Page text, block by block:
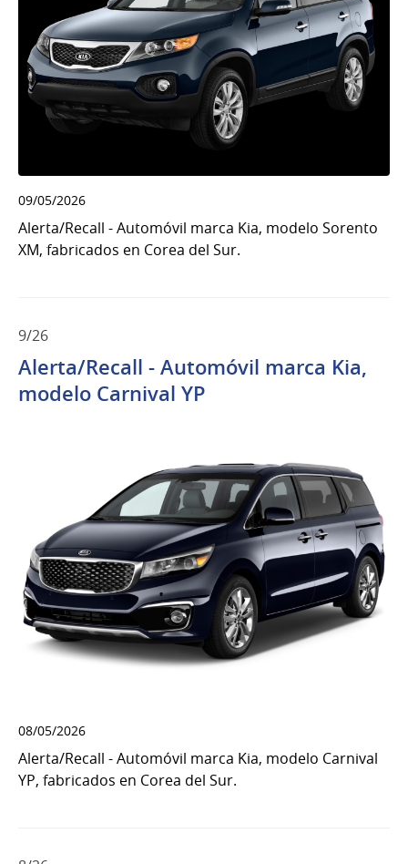
09/05/2026
Alerta/Recall - Automóvil marca Kia, modelo Sorento
XM, fabricados en Corea del Sur.
9/26
Alerta/Recall - Automóvil marca Kia,
modelo Carnival YP
08/05/2026
Alerta/Recall - Automóvil marca Kia, modelo Carnival
YP, fabricados en Corea del Sur.